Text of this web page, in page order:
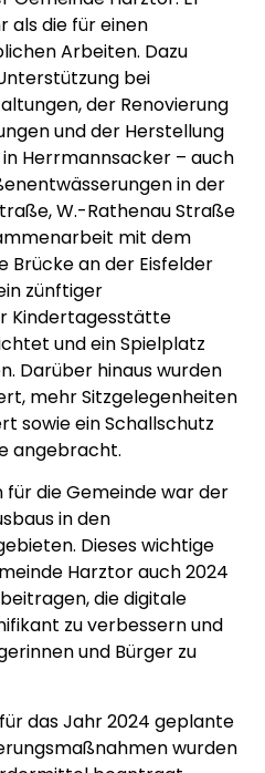
als die für einen
Arbeiten. Dazu
bei
der Renovierung
und der Herstellung
Herrmannsacker – auch
in der
W.-Rathenau Straße
mit dem
Brücke an der Eisfelder
zünftiger
Kindertagesstätte
und ein Spielplatz
Darüber hinaus wurden
mehr Sitzgelegenheiten
sowie ein Schallschutz
angebracht.
für die Gemeinde war der
in den
Dieses wichtige
Harztor auch 2024
die digitale
zu verbessern und
und Bürger zu
das Jahr 2024 geplante
wurden